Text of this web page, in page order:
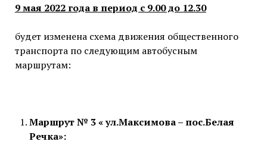
9 мая 2022 года в период с 9.00 до 12.30
будет изменена схема движения общественного
транспорта по следующим автобусным
маршрутам:
Маршрут № 3 « ул.Максимова – пос.Белая
Речка»: